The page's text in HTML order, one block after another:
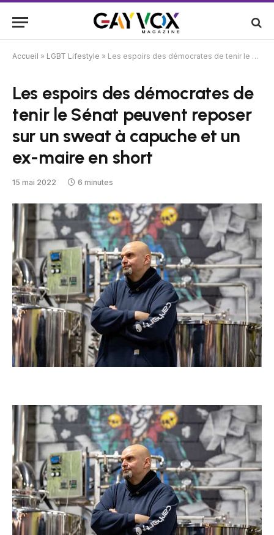
Accueil » LGBT Lifestyle » Les espoirs des démocrates de tenir le Sénat peuvent reposer sur un sweat à capuche et un ex-maire en short
Les espoirs des démocrates de
tenir le Sénat peuvent reposer
sur un sweat à capuche et un
ex-maire en short
15 mai 2022 6 minutes